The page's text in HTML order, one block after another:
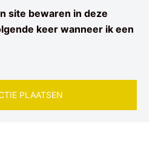
site bewaren in deze
keer wanneer ik een